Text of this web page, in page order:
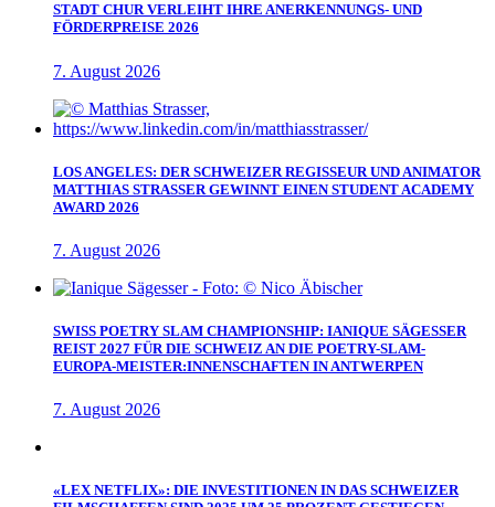
STADT CHUR VERLEIHT IHRE ANERKENNUNGS- UND
FÖRDERPREISE 2026
7. August 2026
LOS ANGELES: DER SCHWEIZER REGISSEUR UND ANIMATOR
MATTHIAS STRASSER GEWINNT EINEN STUDENT ACADEMY
AWARD 2026
7. August 2026
SWISS POETRY SLAM CHAMPIONSHIP: IANIQUE SÄGESSER
REIST 2027 FÜR DIE SCHWEIZ AN DIE POETRY-SLAM-
EUROPA-MEISTER:INNENSCHAFTEN IN ANTWERPEN
7. August 2026
«LEX NETFLIX»: DIE INVESTITIONEN IN DAS SCHWEIZER